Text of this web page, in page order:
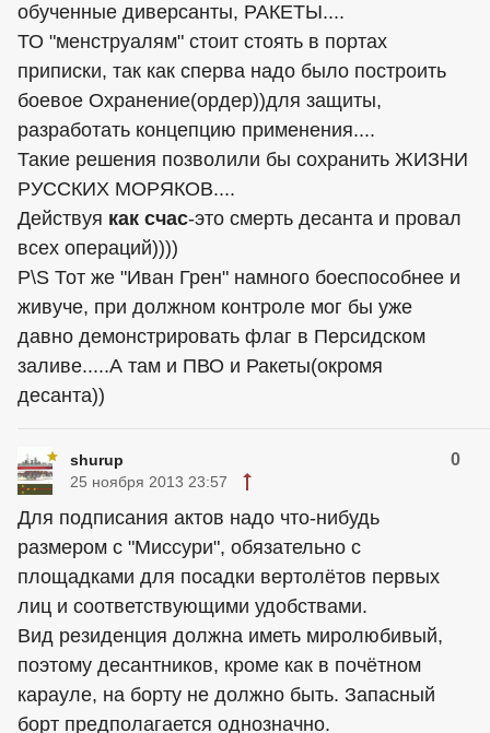
обученные диверсанты, РАКЕТЫ....
ТО "менструалям" стоит стоять в портах
приписки, так как сперва надо было построить
боевое Охранение(ордер))для защиты,
разработать концепцию применения....
Такие решения позволили бы сохранить ЖИЗНИ
РУССКИХ МОРЯКОВ....
Действуя как счас-это смерть десанта и провал
всех операций))))
P\S Тот же "Иван Грен" намного боеспособнее и
живуче, при должном контроле мог бы уже
давно демонстрировать флаг в Персидском
заливе.....А там и ПВО и Ракеты(окромя
десанта))
shurup 0
25 ноября 2013 23:57
Для подписания актов надо что-нибудь
размером с "Миссури", обязательно с
площадками для посадки вертолётов первых
лиц и соответствующими удобствами.
Вид резиденция должна иметь миролюбивый,
поэтому десантников, кроме как в почётном
карауле, на борту не должно быть. Запасный
борт предполагается однозначно.